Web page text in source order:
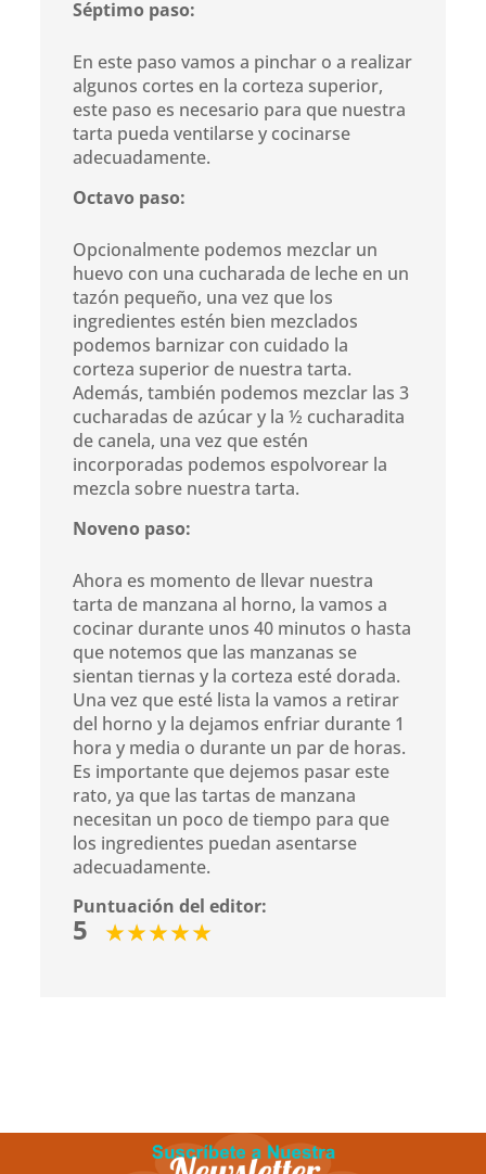
Séptimo paso:
En este paso vamos a pinchar o a realizar
algunos cortes en la corteza superior,
este paso es necesario para que nuestra
tarta pueda ventilarse y cocinarse
adecuadamente.
Octavo paso:
Opcionalmente podemos mezclar un
huevo con una cucharada de leche en un
tazón pequeño, una vez que los
ingredientes estén bien mezclados
podemos barnizar con cuidado la
corteza superior de nuestra tarta.
Además, también podemos mezclar las 3
cucharadas de azúcar y la ½ cucharadita
de canela, una vez que estén
incorporadas podemos espolvorear la
mezcla sobre nuestra tarta.
Noveno paso:
Ahora es momento de llevar nuestra
tarta de manzana al horno, la vamos a
cocinar durante unos 40 minutos o hasta
que notemos que las manzanas se
sientan tiernas y la corteza esté dorada.
Una vez que esté lista la vamos a retirar
del horno y la dejamos enfriar durante 1
hora y media o durante un par de horas.
Es importante que dejemos pasar este
rato, ya que las tartas de manzana
necesitan un poco de tiempo para que
los ingredientes puedan asentarse
adecuadamente.
Puntuación del editor:
5